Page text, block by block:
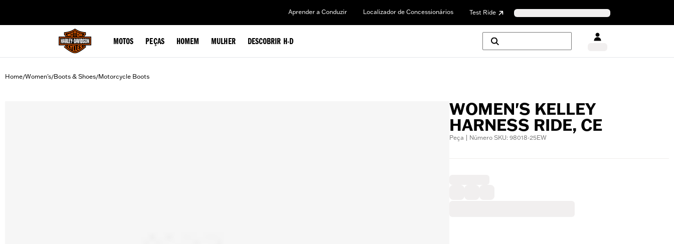
Aprender a Conduzir Localizador de Concessionários Test Ride
MOTOS PEÇAS HOMEM MULHER DESCOBRIR H-D
Home/Women's/Boots & Shoes/Motorcycle Boots
WOMEN'S KELLEY
HARNESS RIDE, CE
Peça | Número SKU: 98018-25EW